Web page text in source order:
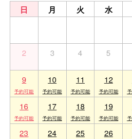
日 月 火 水
2 3 4 5
9 10 11 12
16 17 18 19
23 24 25 26